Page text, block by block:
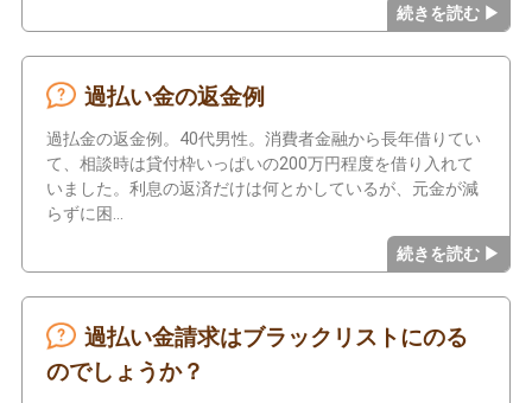
過払い金の返金例
過払金の返金例。40代男性。消費者金融から長年借りてい
て、相談時は貸付枠いっぱいの200万円程度を借り入れて
いました。利息の返済だけは何とかしているが、元金が減
らずに困
過払い金請求はブラックリストにのる
のでしょうか？